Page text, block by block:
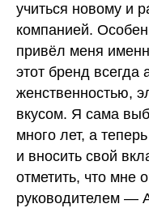
учиться новому и
компанией.
привёл меня
этот бренд всегда
женственностью,
вкусом. Я сама
много лет, а
и вносить свой
отметить, что мне
руководителем —